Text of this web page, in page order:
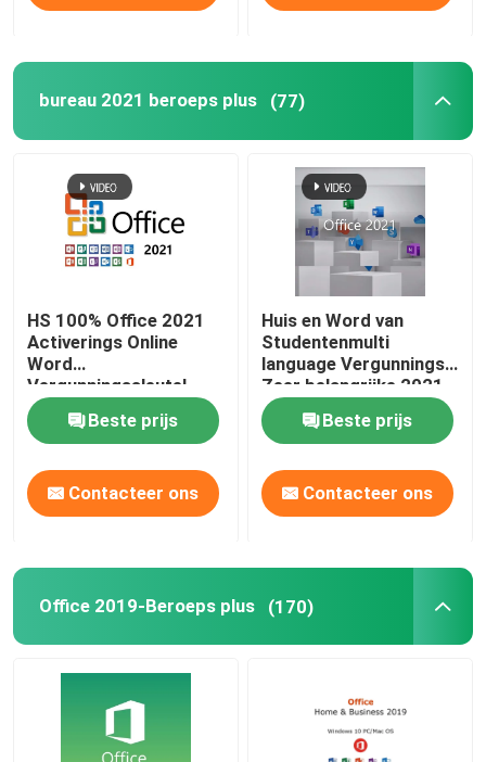
bureau 2021 beroeps plus (77)
HS 100% Office 2021
Activerings Online
Word
Vergunningssleutel
Beste prijs
Contacteer ons
Huis en Word van
Studentenmulti
language Vergunnings
Zeer belangrijke 2021
Online Activering
Beste prijs
Contacteer ons
Office 2019-Beroeps plus (170)